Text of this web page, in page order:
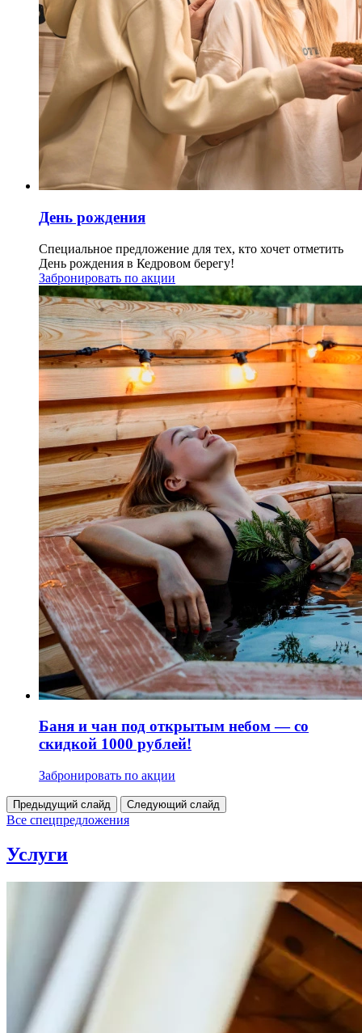
День рождения
Специальное предложение для тех, кто хочет отметить
День рождения в Кедровом берегу!
Забронировать по акции
Баня и чан под открытым небом — со
скидкой 1000 рублей!
Забронировать по акции
Предыдущий слайд Следующий слайд
Все спецпредложения
Услуги